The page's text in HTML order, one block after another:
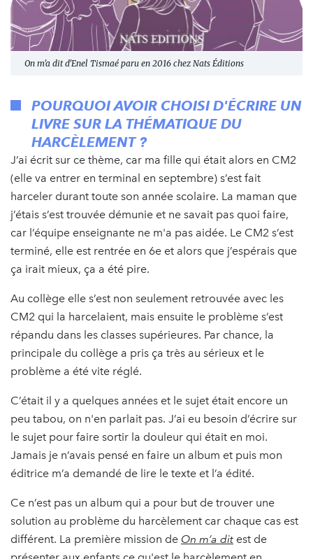
On m'a dit d'Enel Tismaé paru en 2016 chez Nats Éditions
POURQUOI AVOIR CHOISI D'ÉCRIRE UN
LIVRE SUR LA THÉMATIQUE DU
HARCÈLEMENT ?
J’ai écrit sur ce thème, car ma fille qui était alors en CM2
(elle va entrer en terminal en septembre) s’est fait
harceler durant toute son année scolaire. La maman que
j’étais s’est trouvée démunie et ne savait pas quoi faire,
car l’équipe enseignante ne m'a pas aidée. Le CM2 s’est
terminé, elle est rentrée en 6e et alors que j’espérais que
ça irait mieux, ça a été pire.
Au collège elle s’est non seulement retrouvée avec les
CM2 qui la harcelaient, mais ensuite le problème s’est
répandu dans les classes supérieures. Par chance, la
principale du collège a pris ça très au sérieux et le
problème a été vite réglé.
C’était il y a quelques années et le sujet était encore un
peu tabou, on n'en parlait pas. J’ai eu besoin d’écrire sur
le sujet pour faire sortir la douleur qui était en moi.
Jamais je n’avais pensé en faire un album et puis mon
éditrice m’a demandé de lire le texte et l’a édité.
Ce n’est pas un album qui a pour but de trouver une
solution au problème du harcèlement car chaque cas est
différent. La première mission de On m’a dit est de